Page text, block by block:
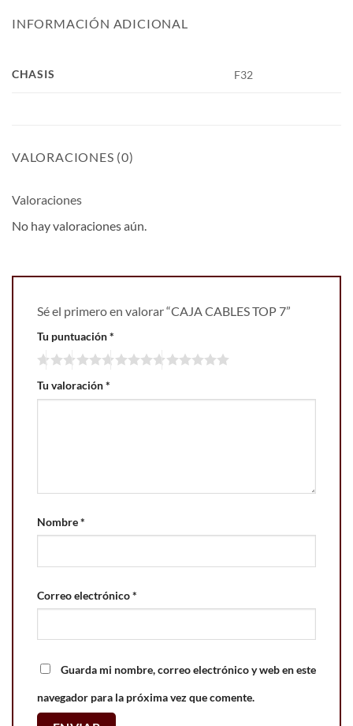
INFORMACIÓN ADICIONAL
CHASIS F32
VALORACIONES (0)
Valoraciones
No hay valoraciones aún.
Sé el primero en valorar “CAJA CABLES TOP 7”
Tu puntuación*
Tu valoración*
Nombre*
Correo electrónico*
Guarda mi nombre, correo electrónico y web en este
navegador para la próxima vez que comente.